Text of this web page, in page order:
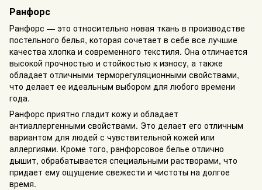
Ранфорс
Ранфорс — это относительно новая ткань в производстве
постельного белья, которая сочетает в себе все лучшие
качества хлопка и современного текстиля. Она отличается
высокой прочностью и стойкостью к износу, а также
обладает отличными терморегуляционными свойствами,
что делает ее идеальным выбором для любого времени
года.
Ранфорс приятно гладит кожу и обладает
антиаллергенными свойствами. Это делает его отличным
вариантом для людей с чувствительной кожей или
аллергиями. Кроме того, ранфорсовое белье отлично
дышит, обрабатывается специальными растворами, что
придает ему ощущение свежести и чистоты на долгое
время.